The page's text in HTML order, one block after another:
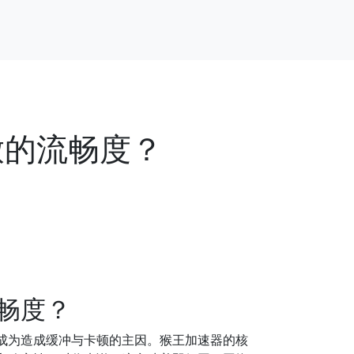
流畅度？
度？
造成缓冲与卡顿的主因。猴王加速器的核